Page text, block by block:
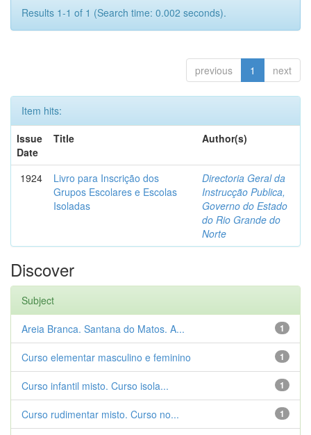
Results 1-1 of 1 (Search time: 0.002 seconds).
previous 1 next
Item hits:
Issue
Date
Title Author(s)
1924
Livro para Inscrição dos
Grupos Escolares e Escolas
Isoladas
Directoria Geral da
Instrucção Publica,
Governo do Estado
do Rio Grande do
Norte
Discover
Subject
1
Areia Branca. Santana do Matos. A...
1
Curso elementar masculino e feminino
1
Curso infantil misto. Curso isola...
1
Curso rudimentar misto. Curso no...